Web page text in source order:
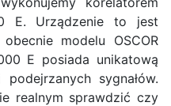
E. Urządzenie to jest
modelu OSCOR
E posiada unikatową
sygnałów.
realnym sprawdzić czy